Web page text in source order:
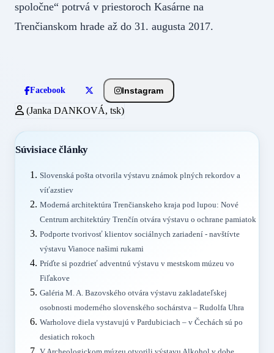
spoločne“ potrvá v priestoroch Kasárne na
Trenčianskom hrade až do 31. augusta 2017.
Facebook Instagram
(Janka DANKOVÁ, tsk)
Súvisiace články
Slovenská pošta otvorila výstavu známok plných rekordov a
víťazstiev
Moderná architektúra Trenčianskeho kraja pod lupou: Nové
Centrum architektúry Trenčín otvára výstavu o ochrane pamiatok
Podporte tvorivosť klientov sociálnych zariadení - navštívte
výstavu Vianoce našimi rukami
Príďte si pozdrieť adventnú výstavu v mestskom múzeu vo
Fiľakove
Galéria M. A. Bazovského otvára výstavu zakladateľskej
osobnosti moderného slovenského sochárstva – Rudolfa Uhra
Warholove diela vystavujú v Pardubiciach – v Čechách sú po
desiatich rokoch